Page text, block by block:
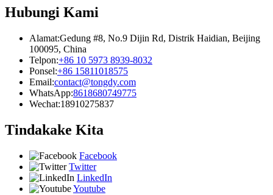
Hubungi Kami
Alamat:Gedung #8, No.9 Dijin Rd, Distrik Haidian, Beijing
100095, China
Telpon:+86 10 5973 8939-8032
Ponsel:+86 15811018575
Email:contact@tongdy.com
WhatsApp:8618680749775
Wechat:18910275837
Tindakake Kita
Facebook
Twitter
LinkedIn
Youtube